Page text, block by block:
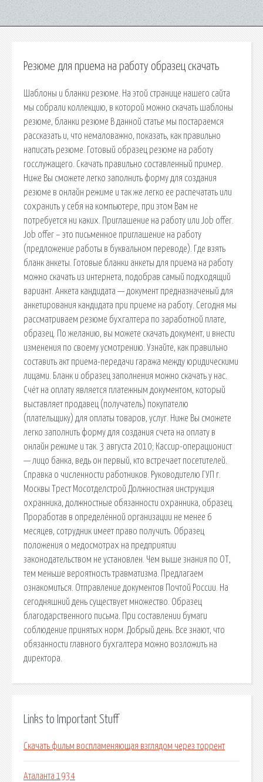
Резюме для приема на работу образец скачать
Шаблоны и бланки резюме. На этой странице нашего сайта
мы собрали коллекцию, в которой можно скачать шаблоны
резюме, бланки резюме В данной статье мы постараемся
рассказать и, что немаловажно, показать, как правильно
написать резюме. Готовый образец резюме на работу
госслужащего. Скачать правильно составленный пример.
Ниже Вы сможете легко заполнить форму для создания
резюме в онлайн режиме и так же легко ее распечатать или
сохранить у себя на компьютере, при этом Вам не
потребуется ни каких. Приглашение на работу или Job offer.
Job offer – это письменное приглашение на работу
(предложение работы в буквальном переводе). Где взять
бланк анкеты. Готовые бланки анкеты для приема на работу
можно скачать из интернета, подобрав самый подходящий
вариант. Анкета кандидата — документ предназначеный для
анкетирования кандидата при приеме на работу. Сегодня мы
рассматриваем резюме бухгалтера по заработной плате,
образец. По желанию, вы можете скачать документ, и внести
изменения по своему усмотрению. Узнайте, как правильно
составить акт приема-передачи гаража между юридическими
лицами. Бланк и образец заполнения можно скачать у нас.
Счёт на оплату является платежным документом, который
выставляет продавец (получатель) покупателю
(плательщику) для оплаты товаров, услуг. Ниже Вы сможете
легко заполнить форму для создания счета на оплату в
онлайн режиме и так. 3 августа 2010; Кассир-операционист
— лицо банка, ведь он первый, кто встречает посетителей.
Справка о численности работников. Руководителю ГУП г.
Москвы Трест Мосотделстрой Должностная инструкция
охранника, должностные обязанности охранника, образец.
Проработав в определённой организации не менее 6
месяцев, сотрудник имеет право получить. Образец
положения о медосмотрах на предприятии
законодательством не установлен. Чем выше знания по ОТ,
тем меньше вероятность травматизма. Предлагаем
ознакомиться. Отправление документов Почтой России. На
сегодняшний день существует множество. Образец
благодарственного письма. При составлении бумаги
соблюдение принятых норм. Добрый день. Все знают, что
обязанности главного бухгалтера можно возложить на
директора.
Links to Important Stuff
Скачать фильм воспламеняющая взглядом через торрент
Аталанта 1934